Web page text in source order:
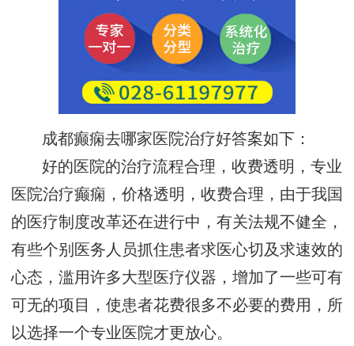
成都癫痫去哪家医院治疗好答案如下：
好的医院的治疗流程合理，收费透明，专业
医院治疗癫痫，价格透明，收费合理，由于我国
的医疗制度改革还在进行中，有关法规不健全，
有些个别医务人员抓住患者求医心切及求速效的
心态，滥用许多大型医疗仪器，增加了一些可有
可无的项目，使患者花费很多不必要的费用，所
以选择一个专业医院才更放心。